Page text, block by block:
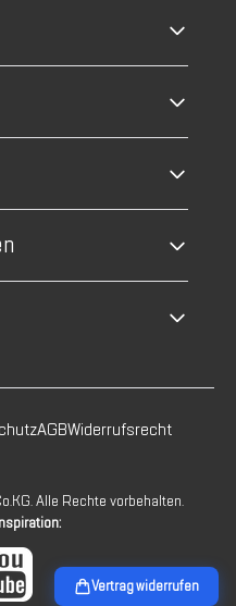
AGBWiderrufsrecht
Alle Rechte vorbehalten.
Vertrag widerrufen